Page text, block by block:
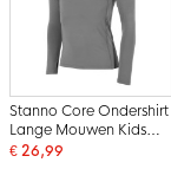
Stanno Core Ondershirt
Lange Mouwen Kids
Grijs
€ 26,99